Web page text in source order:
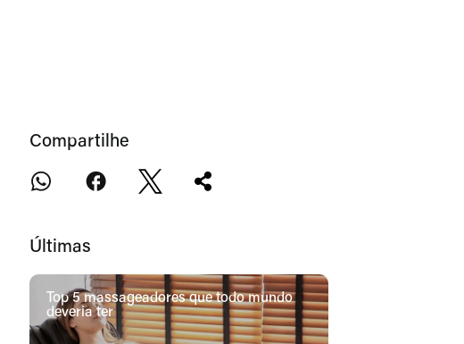
Compartilhe
Últimas
Top 5 massageadores que todo mundo
deveria ter